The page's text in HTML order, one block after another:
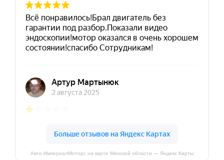
Авто-ИмпериалМоторс на карте Минской области — Яндекс Карты